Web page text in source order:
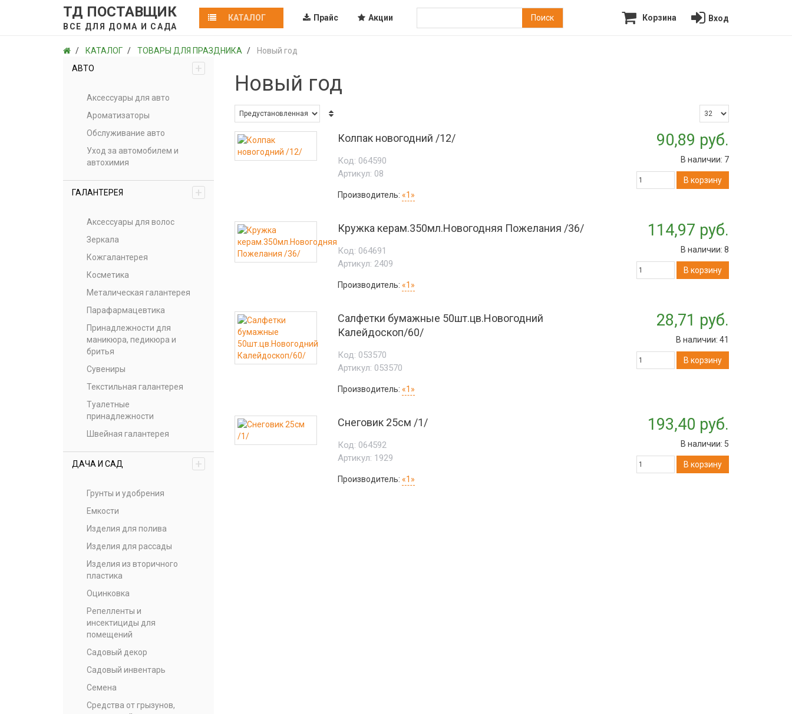
ТД ПОСТАВЩИК
ВСЕ ДЛЯ ДОМА И САДА
КАТАЛОГ Прайс Акции Корзина Вход
КАТАЛОГ ТОВАРЫ ДЛЯ ПРАЗДНИКА
Новый год
АВТО
+
Аксессуары для авто
Ароматизаторы
Обслуживание авто
Уход за автомобилем и
автохимия
ГАЛАНТЕРЕЯ +
Аксессуары для волос
Зеркала
Кожгалантерея
Косметика
Металическая галантерея
Парафармацевтика
Принадлежности для
маникюра, педикюра и
бритья
Сувениры
Текстильная галантерея
Туалетные
принадлежности
Швейная галантерея
ДАЧА И САД +
Грунты и удобрения
Емкости
Изделия для полива
Изделия для рассады
Изделия из вторичного
пластика
Оцинковка
Репелленты и
инсектициды для
помещений
Садовый декор
Садовый инвентарь
Семена
Средства от грызунов,
Новый год
Колпак новогодний /12/
Код: 064590
Артикул: 08
Производитель: «1»
90,89 руб.
В наличии: 7
В корзину
Кружка керам.350мл.Новогодняя Пожелания /36/
Код: 064691
Артикул: 2409
Производитель: «1»
114,97 руб.
В наличии: 8
В корзину
Салфетки бумажные 50шт.цв.Новогодний
Калейдоскоп/60/
Код: 053570
Артикул: 053570
Производитель: «1»
28,71 руб.
В наличии: 41
В корзину
Снеговик 25см /1/
Код: 064592
Артикул: 1929
Производитель: «1»
193,40 руб.
В наличии: 5
В корзину